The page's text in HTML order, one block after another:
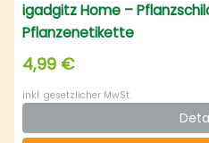
igadgitz Home –
Pflanzenetikette
4,99 €
inkl. gesetzlicher MwSt.